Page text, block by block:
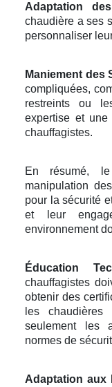
Adaptation
chaudière a ses
personnaliser
Maniement des
compliquées,
restreints ou
expertise et
chauffagistes.
En résumé,
manipulation
pour la sécurité
et leur
environnement
Éducation
chauffagistes
obtenir des
les
seulement les
normes de
Adaptation aux